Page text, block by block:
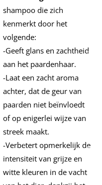
shampoo die zich
kenmerkt door het
volgende:
-Geeft glans en zachtheid
aan het paardenhaar.
-Laat een zacht aroma
achter, dat de geur van
paarden niet beïnvloedt
of op enigerlei wijze van
streek maakt.
-Verbetert opmerkelijk de
intensiteit van grijze en
witte kleuren in de vacht